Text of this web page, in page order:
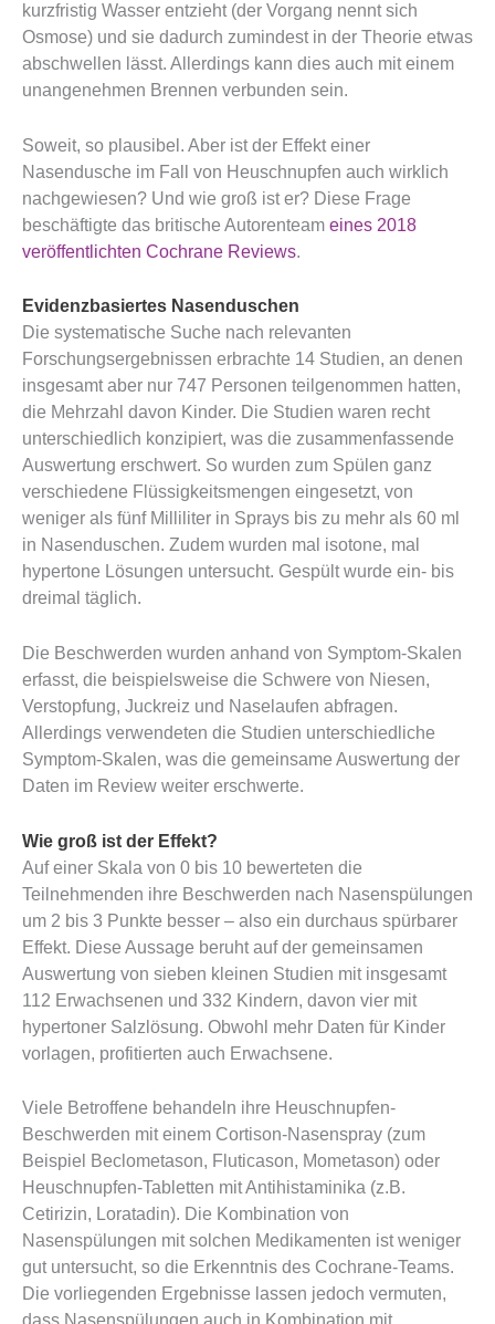
kurzfristig Wasser entzieht (der Vorgang nennt sich
Osmose) und sie dadurch zumindest in der Theorie etwas
abschwellen lässt. Allerdings kann dies auch mit einem
unangenehmen Brennen verbunden sein.
Soweit, so plausibel. Aber ist der Effekt einer
Nasendusche im Fall von Heuschnupfen auch wirklich
nachgewiesen? Und wie groß ist er? Diese Frage
beschäftigte das britische Autorenteam eines 2018
veröffentlichten Cochrane Reviews.
Evidenzbasiertes Nasenduschen
Die systematische Suche nach relevanten
Forschungsergebnissen erbrachte 14 Studien, an denen
insgesamt aber nur 747 Personen teilgenommen hatten,
die Mehrzahl davon Kinder. Die Studien waren recht
unterschiedlich konzipiert, was die zusammenfassende
Auswertung erschwert. So wurden zum Spülen ganz
verschiedene Flüssigkeitsmengen eingesetzt, von
weniger als fünf Milliliter in Sprays bis zu mehr als 60 ml
in Nasenduschen. Zudem wurden mal isotone, mal
hypertone Lösungen untersucht. Gespült wurde ein- bis
dreimal täglich.
Die Beschwerden wurden anhand von Symptom-Skalen
erfasst, die beispielsweise die Schwere von Niesen,
Verstopfung, Juckreiz und Naselaufen abfragen.
Allerdings verwendeten die Studien unterschiedliche
Symptom-Skalen, was die gemeinsame Auswertung der
Daten im Review weiter erschwerte.
Wie groß ist der Effekt?
Auf einer Skala von 0 bis 10 bewerteten die
Teilnehmenden ihre Beschwerden nach Nasenspülungen
um 2 bis 3 Punkte besser – also ein durchaus spürbarer
Effekt. Diese Aussage beruht auf der gemeinsamen
Auswertung von sieben kleinen Studien mit insgesamt
112 Erwachsenen und 332 Kindern, davon vier mit
hypertoner Salzlösung. Obwohl mehr Daten für Kinder
vorlagen, profitierten auch Erwachsene.
Viele Betroffene behandeln ihre Heuschnupfen-
Beschwerden mit einem Cortison-Nasenspray (zum
Beispiel Beclometason, Fluticason, Mometason) oder
Heuschnupfen-Tabletten mit Antihistaminika (z.B.
Cetirizin, Loratadin). Die Kombination von
Nasenspülungen mit solchen Medikamenten ist weniger
gut untersucht, so die Erkenntnis des Cochrane-Teams.
Die vorliegenden Ergebnisse lassen jedoch vermuten,